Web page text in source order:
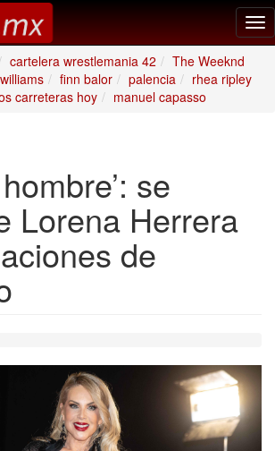
cartelera wrestlemania 42
The Weeknd
finn balor palencia
rhea ripley
carreteras hoy
manuel capasso
se
Lorena Herrera
de